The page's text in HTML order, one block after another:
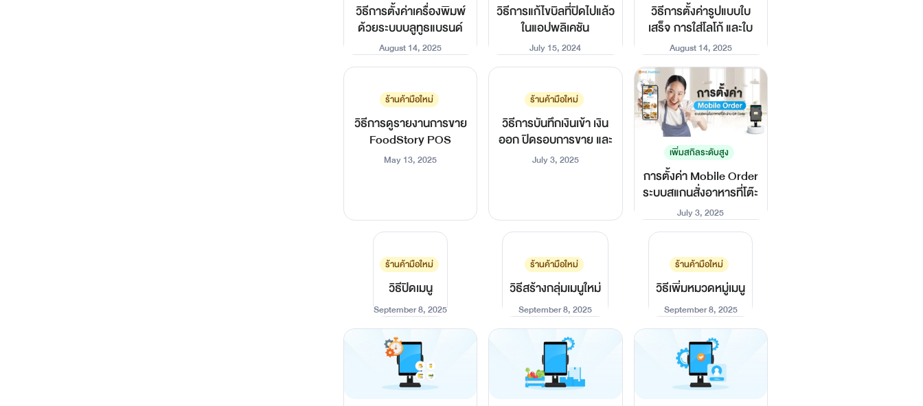
วิธีการตั้งค่าเครื่องพิมพ์
ด้วยระบบบลูทูธแบรนด์
Star Micronics
August 14, 2025
วิธีการแก้ไขบิลที่ปิดไปแล้ว
ในแอปพลิเคชัน
FoodStory Owner
July 15, 2024
วิธีการตั้งค่ารูปแบบใบ
เสร็จ การใส่โลโก้ และใบ
กำกับภาษี
August 14, 2025
ร้านค้ามือใหม่
วิธีการดูรายงานการขาย
FoodStory POS
May 13, 2025
ร้านค้ามือใหม่
วิธีการบันทึกเงินเข้า เงิน
ออก ปิดรอบการขาย และ
การปิดแอปพลิเคชัน
July 3, 2025 เพิ่มสกิลระดับสูง
การตั้งค่า Mobile Order
ระบบสแกนสั่งอาหารที่โต๊ะ
ผ่าน QR Code บน
FoodStory POS
July 3, 2025
ร้านค้ามือใหม่
วิธีปิดเมนู
September 8, 2025
ร้านค้ามือใหม่
วิธีสร้างกลุ่มเมนูใหม่
September 8, 2025
ร้านค้ามือใหม่
วิธีเพิ่มหมวดหมู่เมนู
September 8, 2025